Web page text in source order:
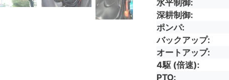
水平制御
深耕制御
ポンパ
バックアップ
オートアップ
4駆 (倍速)
PTO